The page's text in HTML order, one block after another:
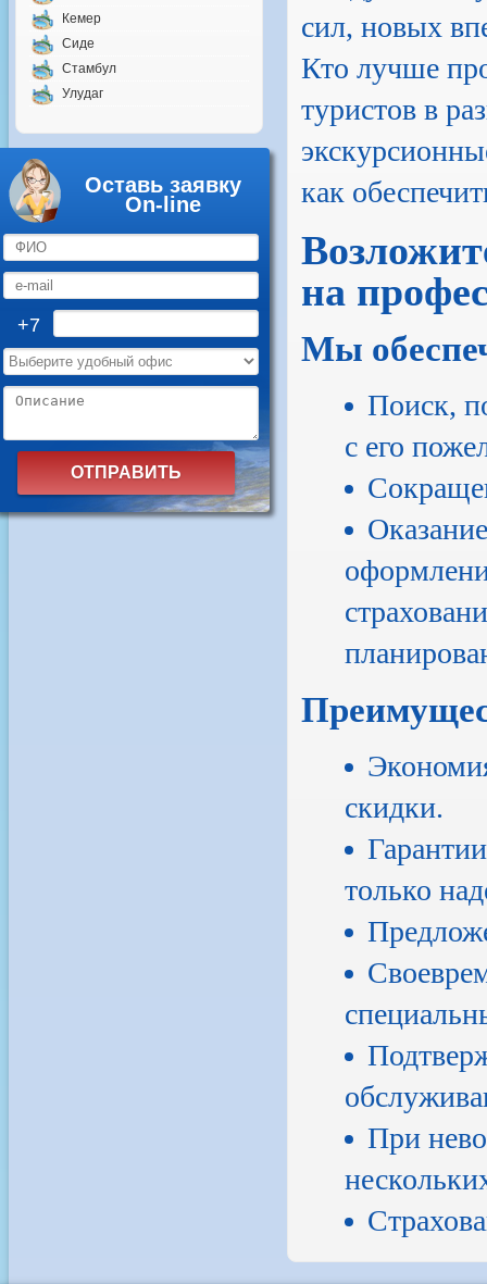
Кемер
Сиде
Стамбул
Улудаг
Оставь заявку
On-line
+7
сил, новых
Кто лучше
туристов в
как
на
Мы
Поиск,
с его
скидки.
только
При